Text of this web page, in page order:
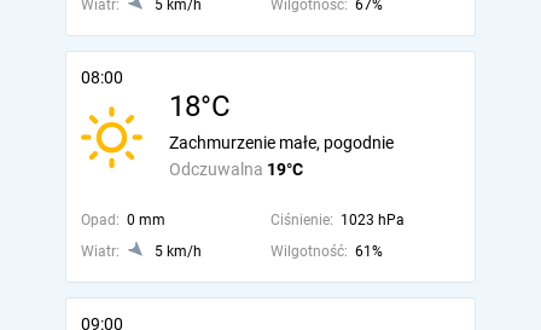
Wiatr: 5 km/h Wilgotność: 67%
08:00
18°C
Odczuwalna 19°C
Zachmurzenie małe, pogodnie
Opad: 0 mm Ciśnienie: 1023 hPa
Wiatr:
5 km/h Wilgotność: 61%
09:00